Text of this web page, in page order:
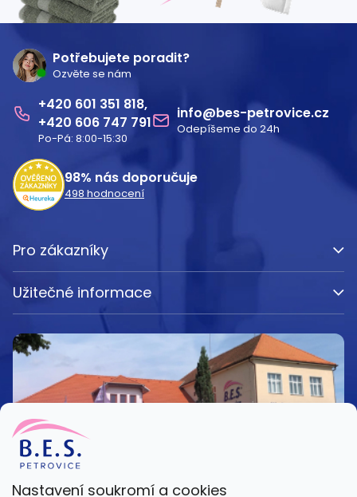
Nastavení soukromí a cookies
Potřebujete poradit?
Ozvěte se nám
601 351 818
606 747 791
Po-Pá: 8:00-15:30
info@bes-petrovice.cz
Odepíšeme do 24h
98% nás doporučuje
498 hodnocení
Pro zákazníky
Užitečné informace
Kamenná prodejna